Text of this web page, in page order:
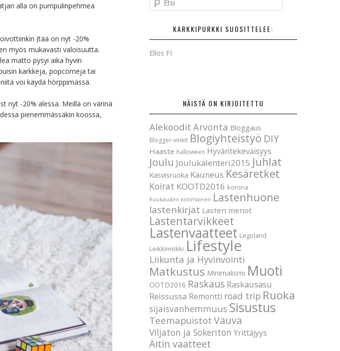
alla on pumpulinpehmeä
(tää on nyt -20%
myös mukavasti valoisuutta.
matto pysyi aika hyvin
karkkeja, popcorneja tai
voi käydä hörppimässä.
nyt -20% alessa. Meillä on värinä
pienemmässäkin koossa,
t
KARKKIPURKKI SUOSITTELEE:
Ellos FI
NÄISTÄ ON KIRJOITETTU
Alekoodit Arvonta Bloggaus
Blogger-vinkit Blogiyhteistyö DIY
Haaste halloween Hyväntekeväisyys
Joulu Joulukalenteri2015 Juhlat
Kasvisruoka Kauneus Kesäretket
Koirat KOOTD2016 korona
Kuukauden kotimainen Lastenhuone
lastenkirjat Lasten menot
Lastentarvikkeet
Lastenvaatteet Legoland
Leikkimökki Lifestyle
Liikunta ja Hyvinvointi
Matkustus Minimalismi Muoti
OOTD2016 Raskaus Raskausasu
Reissussa Remontti road trip Ruoka
sijaisvanhemmuus Sisustus
Teemapuistot Vauva
Viljaton ja Sokeriton Yrittäjyys
Äitin vaatteet